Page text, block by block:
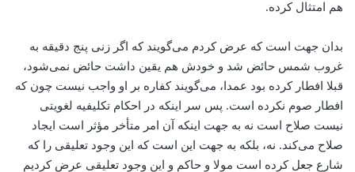
هم امتثال کرده.
بدان جهت است که عرض کردم می‌‌گویند که اگر زنی پنج دقیقه به
غروب شمس حائض شد و خودش هم یقین داشت حائض نمی‌شود،
قبلا افطار کرده بود عمدا، می‌‌گویند کفاره بر او واجب نیست چون که
افطار صوم نکرده است. پس سر اینکه در احکام تکلیفیه لغویتی
نیست صلاح است نه به جهت اینکه آن امر متأخر مؤثر است ایجاد
صلاح می‌‌کند. نه، بلکه به جهت این است که این وجود تعلیقی را که
شارع جعل کرده است مولا و حاکم و این وجود تعلیقی عرض کردیم